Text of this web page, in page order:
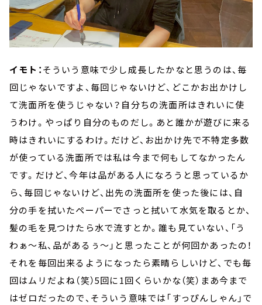
イモト：そういう意味で少し成長したかなと思うのは、毎
回じゃないですよ、毎回じゃないけど、どこかお出かけし
て洗面所を使うじゃない？自分ちの洗面所はきれいに使
うわけ。やっぱり自分のものだし。あと誰かが遊びに来る
時はきれいにするわけ。だけど、お出かけ先で不特定多数
が使っている洗面所では私は今まで何もしてなかったん
です。だけど、今年は品がある人になろうと思っているか
ら、毎回じゃないけど、出先の洗面所を使った後には、自
分の手を拭いたペーパーでさっと拭いて水気を取るとか、
髪の毛を見つけたら水で流すとか。誰も見ていない、「う
わぁ～私、品があるぅ～」と思ったことが何回かあったの！
それを毎回出来るようになったら素晴らしいけど、でも毎
回はムリだよね（笑）5回に1回くらいかな（笑）まあ今まで
はゼロだったので、そういう意味では「すっぴんしゃん」で